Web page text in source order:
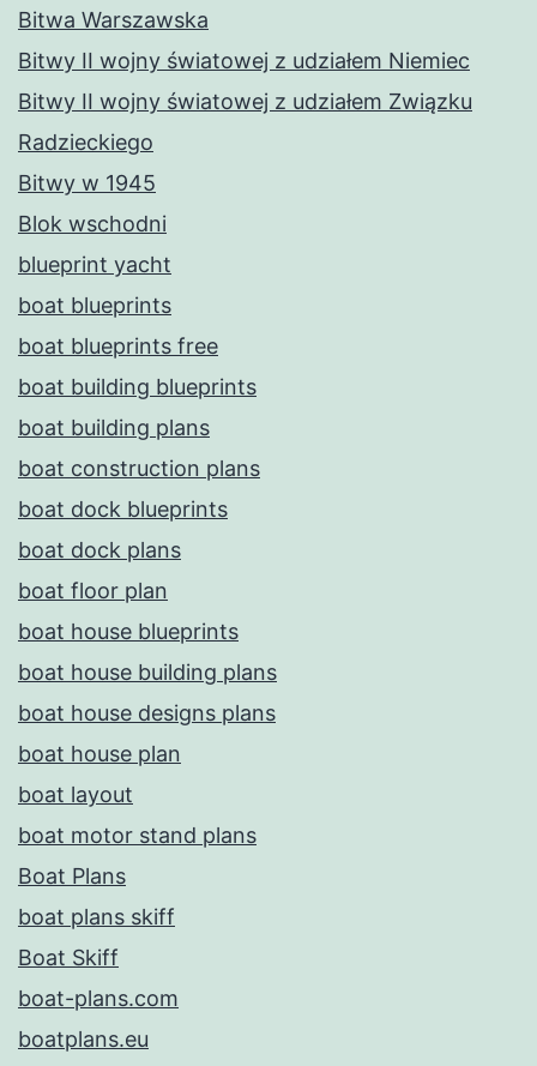
Bitwa Warszawska
Bitwy II wojny światowej z udziałem Niemiec
Bitwy II wojny światowej z udziałem Związku
Radzieckiego
Bitwy w 1945
Blok wschodni
blueprint yacht
boat blueprints
boat blueprints free
boat building blueprints
boat building plans
boat construction plans
boat dock blueprints
boat dock plans
boat floor plan
boat house blueprints
boat house building plans
boat house designs plans
boat house plan
boat layout
boat motor stand plans
Boat Plans
boat plans skiff
Boat Skiff
boat-plans.com
boatplans.eu